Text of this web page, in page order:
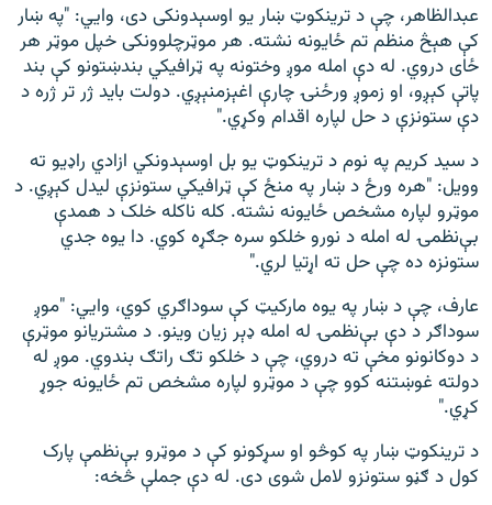
عبدالظاهر، چې د ترينکوټ ښار یو اوسېدونکی دی، وايي: "په ښار
کې هېڅ منظم تم ځایونه نشته. هر موټرچلوونکی خپل موټر هر
ځای دروي. له دې امله موږ وختونه په ټرافیکي بندښتونو کې بند
پاتې کېږو، او زموږ ورځنۍ چارې اغېزمنېږي. دولت باید ژر تر ژره د
دې ستونزې د حل لپاره اقدام وکړي."
د سید کریم په نوم د ترينکوټ یو بل اوسېدونکي ازادي راډیو ته
وویل: "هره ورځ د ښار په منځ کې ټرافیکي ستونزې لیدل کېږي. د
موټرو لپاره مشخص ځایونه نشته. کله ناکله خلک د همدې
بې‌نظمۍ له امله د نورو خلکو سره جګړه کوي. دا یوه جدي
ستونزه ده چې حل ته اړتیا لري."
عارف، چې د ښار په یوه مارکیټ کې سوداګري کوي، وايي: "موږ
سوداګر د دې بې‌نظمۍ له امله ډېر زیان وینو. د مشتریانو موټرې
د دوکانونو مخې ته دروي، چې د خلکو تګ راتګ بندوي. موږ له
دولته غوښتنه کوو چې د موټرو لپاره مشخص تم ځایونه جوړ
کړي."
د ترينکوټ ښار په کوڅو او سړکونو کې د موټرو بې‌نظمې پارک
کول د ګڼو ستونزو لامل شوی دی. له دې جملې څخه: